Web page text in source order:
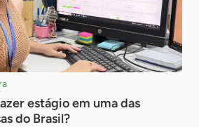
estágio em uma das
do Brasil?